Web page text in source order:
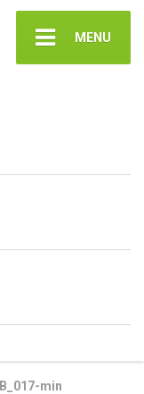
MENU
min